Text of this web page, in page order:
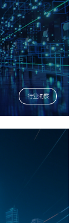
行业洞察